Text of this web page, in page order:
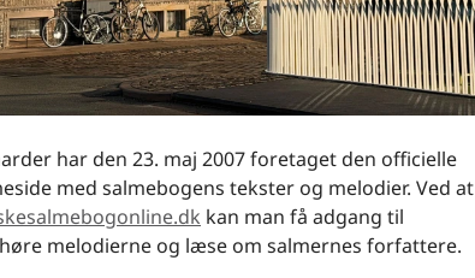
har den 23. maj 2007 foretaget den officielle
med salmebogens tekster og melodier. Ved at
kan man få adgang til
melodierne og læse om salmernes forfattere.